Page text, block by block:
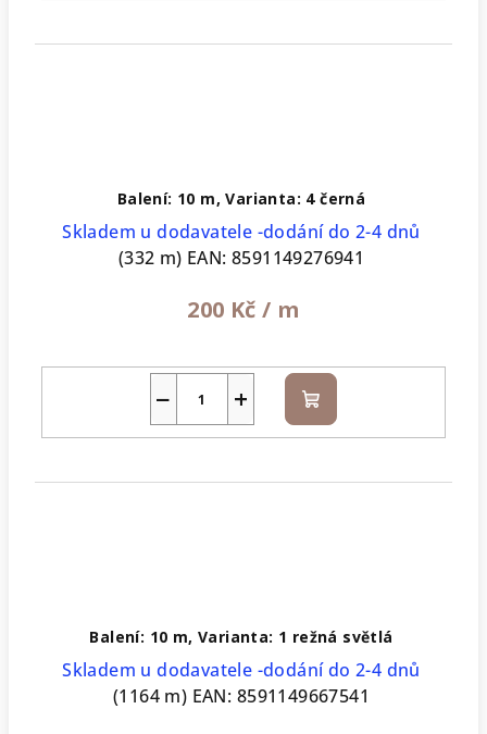
Balení: 10 m, Varianta: 4 černá
Skladem u dodavatele -dodání do 2-4 dnů
(332 m) EAN: 8591149276941
200 Kč/ m
+
− Do
košíku
Balení: 10 m, Varianta: 1 režná světlá
Skladem u dodavatele -dodání do 2-4 dnů
(1164 m) EAN: 8591149667541